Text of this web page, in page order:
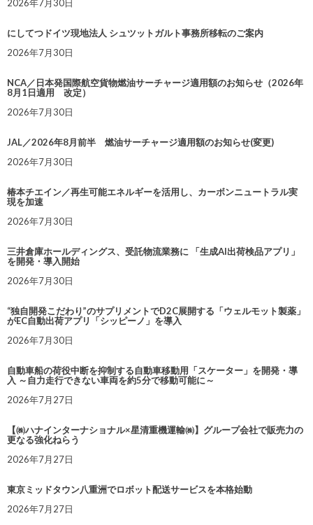
2026年7月30日
にしてつドイツ現地法人 シュツットガルト事務所移転のご案内
2026年7月30日
NCA／日本発国際航空貨物燃油サーチャージ適用額のお知らせ（2026年
8月1日適用 改定）
2026年7月30日
JAL／2026年8月前半 燃油サーチャージ適用額のお知らせ(変更)
2026年7月30日
椿本チエイン／再生可能エネルギーを活用し、カーボンニュートラル実
現を加速
2026年7月30日
三井倉庫ホールディングス、受託物流業務に 「生成AI出荷検品アプリ」
を開発・導入開始
2026年7月30日
“独自開発こだわり”のサプリメントでD2C展開する「ウェルモット製薬」
がEC自動出荷アプリ「シッピーノ」を導入
2026年7月30日
自動車船の荷役中断を抑制する自動車移動用「スケーター」を開発・導
入 ～自力走行できない車両を約5分で移動可能に～
2026年7月27日
【㈱ハナインターナショナル×星清重機運輸㈱】グループ会社で販売力の
更なる強化ねらう
2026年7月27日
東京ミッドタウン八重洲でロボット配送サービスを本格始動
2026年7月27日